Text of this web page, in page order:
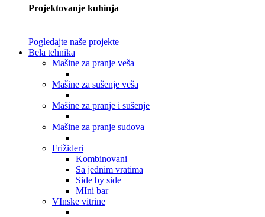
Projektovanje kuhinja
Pogledajte naše projekte
Bela tehnika
Mašine za pranje veša
Mašine za sušenje veša
Mašine za pranje i sušenje
Mašine za pranje sudova
Frižideri
Kombinovani
Sa jednim vratima
Side by side
MIni bar
VInske vitrine